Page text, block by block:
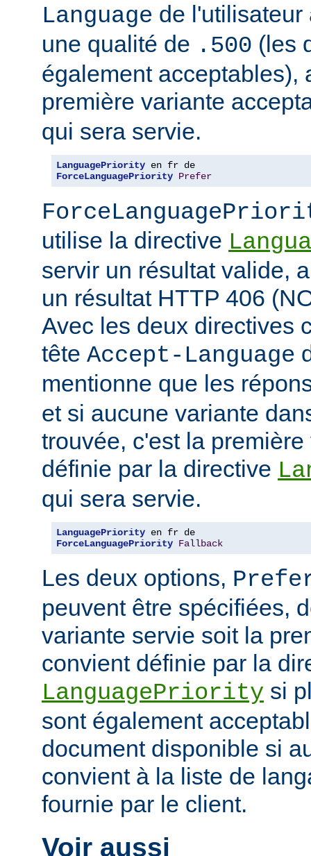
Language de
une qualité de .500 (les
également acceptables),
première variante
qui sera servie.
LanguagePriority
ForceLanguagePriority Prefer
utilise la directive
servir un résultat valide,
un résultat HTTP 406
Avec les deux directives
tête Accept-Language
mentionne que les
et si aucune variante
trouvée, c'est la
définie par la directive
qui sera servie.
LanguagePriority
ForceLanguagePriority Fallback
Les deux options,
peuvent être spécifiées,
variante servie soit la
convient définie par la
LanguagePriority si
sont également
document disponible si
convient à la liste de
fournie par le client.
Voir aussi